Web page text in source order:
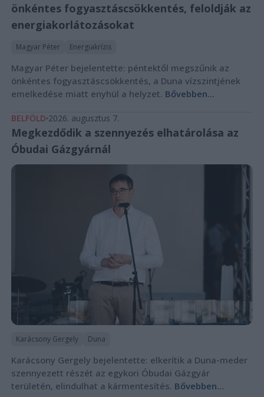
önkéntes fogyasztáscsökkentés, feloldják az
energiakorlátozásokat
Magyar Péter Energiakrízis
Magyar Péter bejelentette: péntektől megszűnik az
önkéntes fogyasztáscsökkentés, a Duna vízszintjének
emelkedése miatt enyhül a helyzet. Bővebben...
BELFÖLD 2026. augusztus 7.
Megkezdődik a szennyezés elhatárolása az
Óbudai Gázgyárnál
Karácsony Gergely Duna
Karácsony Gergely bejelentette: elkerítik a Duna-meder
szennyezett részét az egykori Óbudai Gázgyár
területén, elindulhat a kármentesítés. Bővebben...